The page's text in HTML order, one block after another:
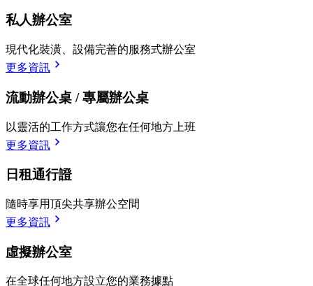
私人辦公室
現代化裝潢、設備完善的服務式辦公室
更多資訊
流動辦公桌 / 專屬辦公桌
以靈活的工作方式讓您在任何地方上班
更多資訊
日租通行證
隨時享用頂尖共享辦公空間
更多資訊
虛擬辦公室
在全球任何地方設立您的業務據點